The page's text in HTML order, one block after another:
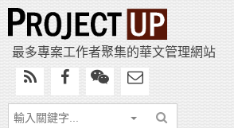
最多專案工作者聚集的華文管理網站